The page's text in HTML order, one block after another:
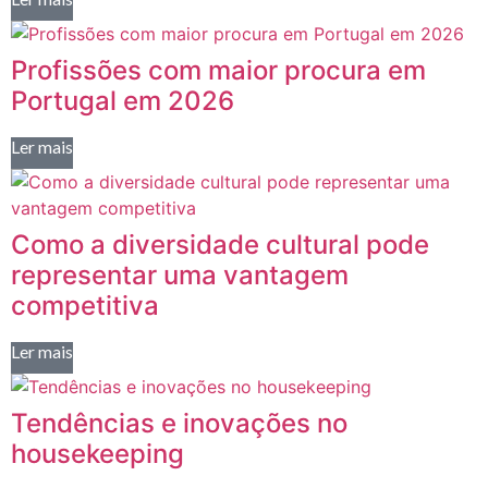
Profissões com maior procura em
Portugal em 2026
Ler mais
Como a diversidade cultural pode
representar uma vantagem
competitiva
Ler mais
Tendências e inovações no
housekeeping